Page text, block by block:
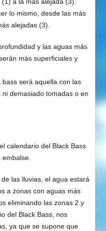
lo mismo, desde las más
alejadas (3).
y las aguas más
más superficiales y
será aquella con las
demasiado tomadas o en
calendario del Black Bass
las lluvias, el agua estará
a zonas con aguas más
eliminando las zonas 2 y
del Black Bass, nos
ya que se supone que